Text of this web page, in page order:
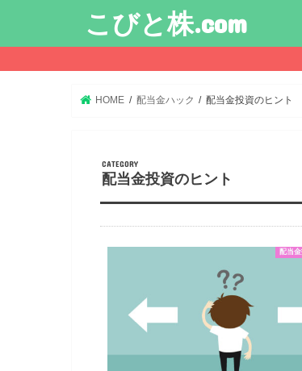
こびと株.com
HOME 配当金ハック 配当金投資のヒント
配当金投資のヒント
配当